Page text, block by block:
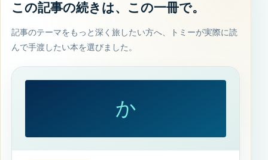
この記事の続きは、この一冊で。
記事のテーマをもっと深く旅したい方へ、トミーが実際に読
んで手渡したい本を選びました。
か